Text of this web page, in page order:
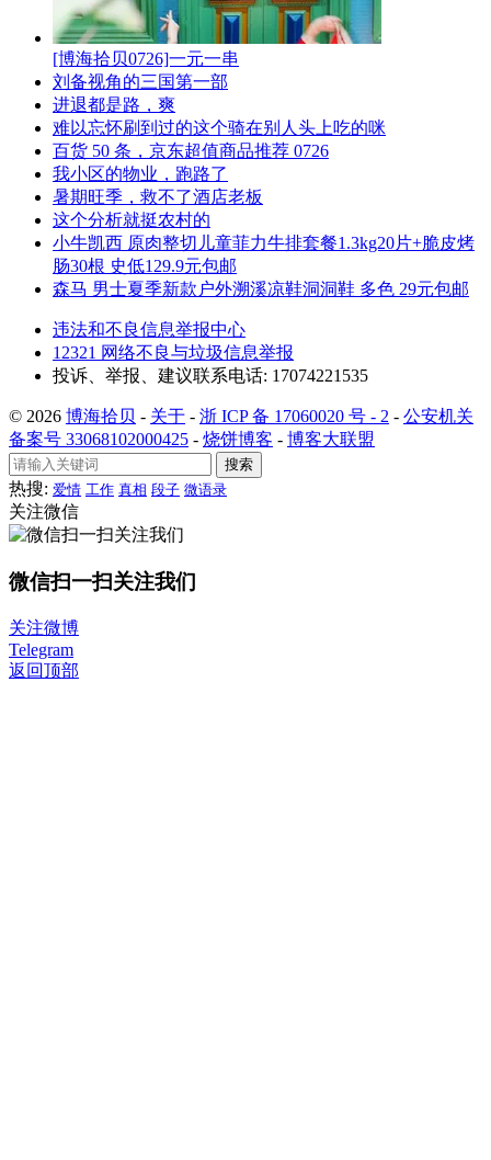
[博海拾贝0726]一元一串
刘备视角的三国第一部
进退都是路，爽
难以忘怀刷到过的这个骑在别人头上吃的咪
百货 50 条，京东超值商品推荐 0726
我小区的物业，跑路了
暑期旺季，救不了酒店老板
这个分析就挺农村的
小牛凯西 原肉整切儿童菲力牛排套餐1.3kg20片+脆皮烤
肠30根 史低129.9元包邮
森马 男士夏季新款户外溯溪凉鞋洞洞鞋 多色 29元包邮
违法和不良信息举报中心
12321 网络不良与垃圾信息举报
投诉、举报、建议联系电话: 17074221535
© 2026 博海拾贝 - 关于 - 浙 ICP 备 17060020 号 - 2 - 公安机关
备案号 33068102000425 - 烧饼博客 - 博客大联盟
搜索
热搜: 爱情 工作 真相 段子 微语录
关注微信
微信扫一扫关注我们
关注微博
Telegram
返回顶部